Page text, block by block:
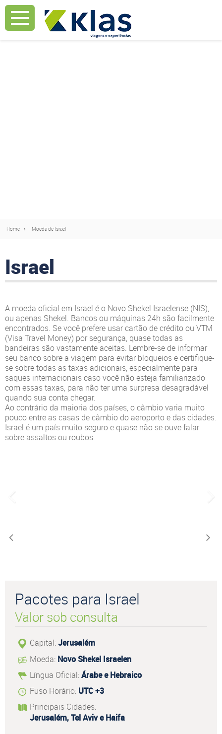
Mostrar Aviso
Home Moeda de Israel
Israel
A moeda oficial em Israel é o Novo Shekel Israelense (NIS),
ou apenas Shekel. Bancos ou máquinas 24h são facilmente
encontrados. Se você prefere usar cartão de crédito ou VTM
(Visa Travel Money) por segurança, quase todas as
bandeiras são vastamente aceitas. Lembre-se de informar
seu banco sobre a viagem para evitar bloqueios e certifique-
se sobre todas as taxas adicionais, especialmente para
saques internacionais caso você não esteja familiarizado
com essas taxas, para não ter uma surpresa desagradável
quando sua conta chegar.
Ao contrário da maioria dos países, o câmbio varia muito
pouco entre as casas de câmbio do aeroporto e das cidades.
Israel é um país muito seguro e quase não se ouve falar
sobre assaltos ou roubos.
Pacotes para Israel
Valor sob consulta
Capital:Jerusalém
Moeda: Novo Shekel Israelen
Língua Oficial:Árabe e Hebraico
Fuso Horário: UTC +3
Principais Cidades:
Jerusalém, Tel Aviv e Haifa